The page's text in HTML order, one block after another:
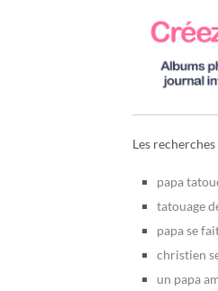
Les
papa
tatouage
papa se
christien
un papa